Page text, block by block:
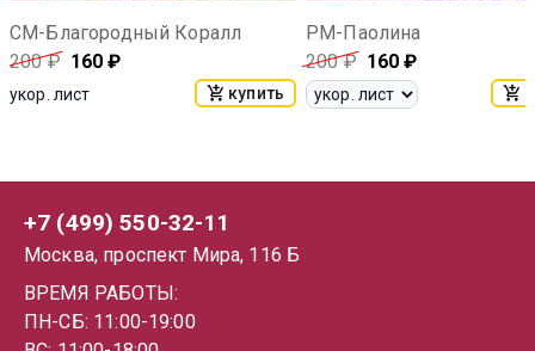
СМ-Благородный Коралл
200₽ 160 ₽
укор. лист купить
РМ-Паолина
200₽ 160 ₽
+7 (499) 550-32-11
Москва, проспект Мира, 116 Б
ВРЕМЯ РАБОТЫ:
ПН-СБ: 11:00-19:00